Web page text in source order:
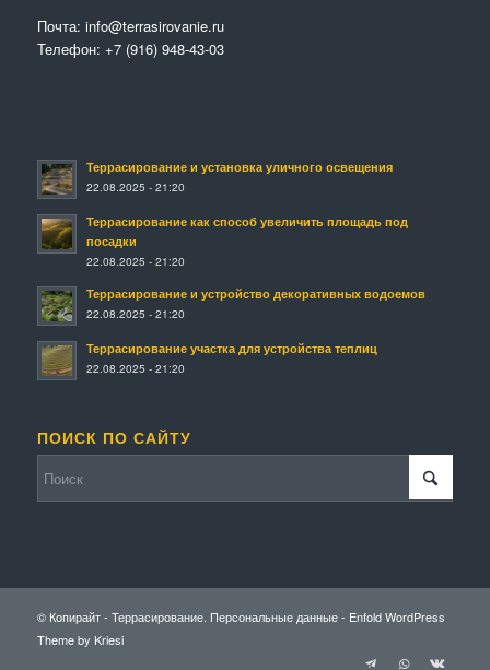
Почта: info@terrasirovanie.ru
Телефон: +7 (916) 948-43-03
Террасирование и установка уличного освещения
22.08.2025 - 21:20
Террасирование как способ увеличить площадь под
посадки
22.08.2025 - 21:20
Террасирование и устройство декоративных водоемов
22.08.2025 - 21:20
Террасирование участка для устройства теплиц
22.08.2025 - 21:20
ПОИСК ПО САЙТУ
© Копирайт - Террасирование. Персональные данные- Enfold WordPress
Theme by Kriesi